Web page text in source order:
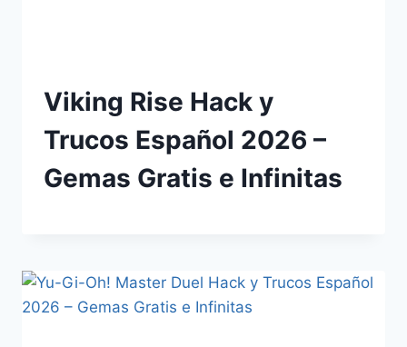
Viking Rise Hack y
Trucos Español 2026 –
Gemas Gratis e Infinitas